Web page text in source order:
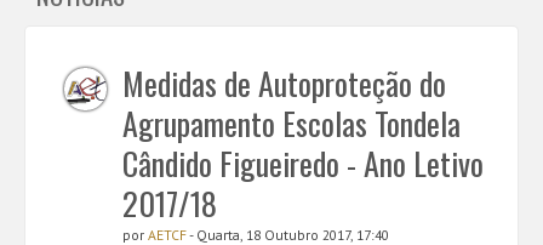
Cursos Profissionais
Bibliotecas
Media AETCF
Legislação
Utilizador não identificado. (
Medidas de Autoproteção do
Agrupamento Escolas Tondela
Cândido Figueiredo - Ano Letivo
2017/18
por AETCF- Quarta, 18 Outubro 2017, 17:40